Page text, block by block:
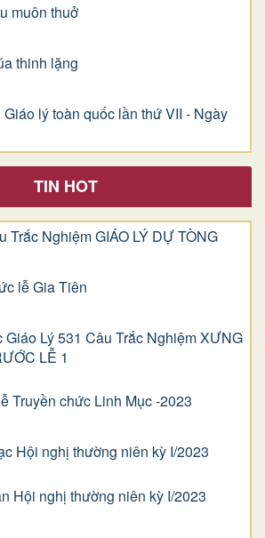
muôn thuở
thinh lặng
lý toàn quốc lần thứ VII - Ngày
TIN HOT
Trắc Nghiệm GIÁO LÝ DỰ TÒNG
lễ Gia Tiên
Giáo Lý 531 Câu Trắc Nghiệm XƯNG
LỄ 1
Truyền chức Linh Mục -2023
Hội nghị thường niên kỳ I/2023
Hội nghị thường niên kỳ I/2023